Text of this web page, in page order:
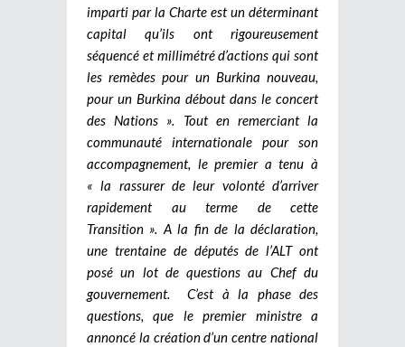
imparti par la Charte est un déterminant
capital qu’ils ont rigoureusement
séquencé et millimétré d’actions qui sont
les remèdes pour un Burkina nouveau,
pour un Burkina débout dans le concert
des Nations ». Tout en remerciant la
communauté internationale pour son
accompagnement, le premier a tenu à
« la rassurer de leur volonté d’arriver
rapidement au terme de cette
Transition ». A la fin de la déclaration,
une trentaine de députés de l’ALT ont
posé un lot de questions au Chef du
gouvernement. C’est à la phase des
questions, que le premier ministre a
annoncé la création d’un centre national